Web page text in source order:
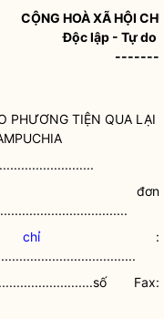
CỘNG HOÀ XÃ HỘI
Độc lập - Tự do
PHƯƠNG TIỆN QUA LẠI
đơn
:
Fax: